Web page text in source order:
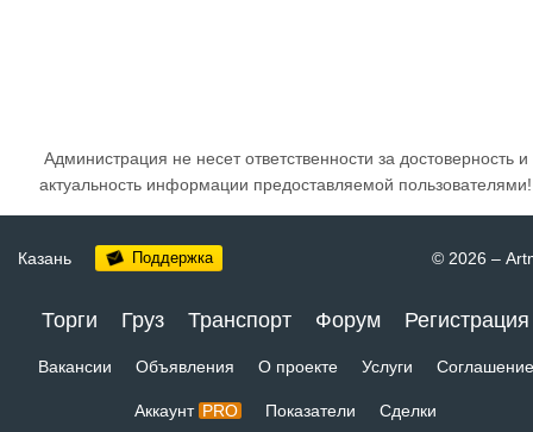
Администрация не несет ответственности за достоверность и
актуальность информации предоставляемой пользователями!
Казань Поддержка © 2026 –
Торги Груз Транспорт Форум Регистрация
Вакансии Объявления О проекте Услуги Соглашение
Аккаунт PRO Показатели Сделки